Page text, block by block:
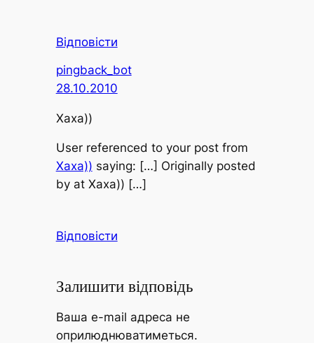
Відповісти
pingback_bot
28.10.2010
Хаха))
User referenced to your post from
Хаха)) saying: […] Originally posted
by at Хаха)) […]
Відповісти
Залишити відповідь
Ваша e-mail адреса не
оприлюднюватиметься.